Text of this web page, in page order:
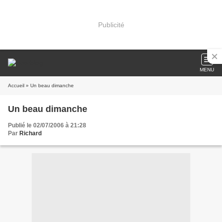
Publicité
MENU
Accueil » Un beau dimanche
Un beau dimanche
Publié le 02/07/2006 à 21:28
Par Richard